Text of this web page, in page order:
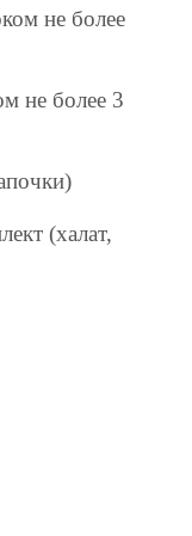
не более
не более 3
(халат,